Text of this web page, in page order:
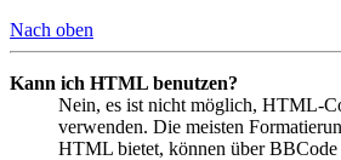
Nach oben
Kann ich HTML benutzen?
Nein, es ist nicht möglich, HTML-
verwenden. Die meisten
HTML bietet, können über BBCode